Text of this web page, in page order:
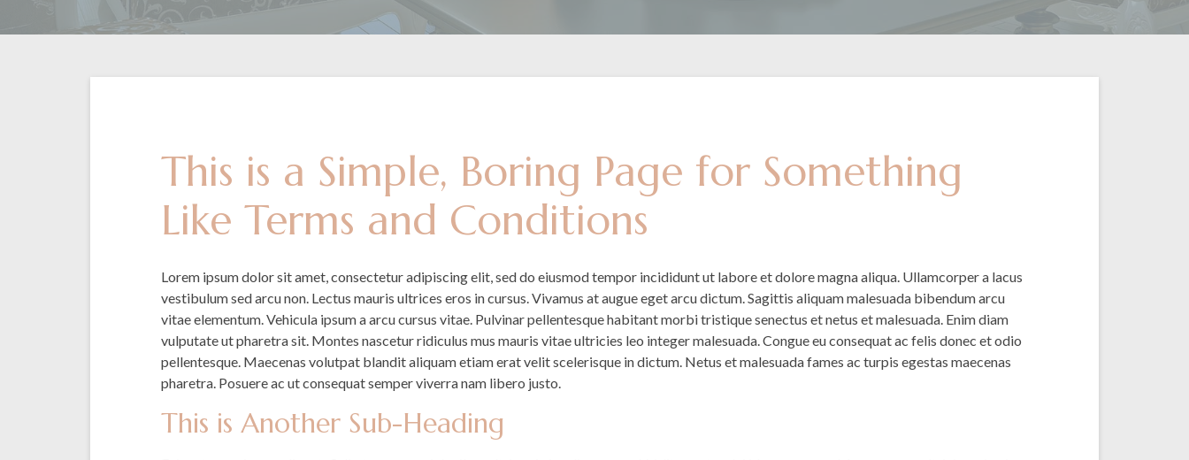
This is a Simple, Boring Page for Something
Like Terms and Conditions
Lorem ipsum dolor sit amet, consectetur adipiscing elit, sed do eiusmod tempor incididunt ut labore et dolore magna aliqua. Ullamcorper a lacus
vestibulum sed arcu non. Lectus mauris ultrices eros in cursus. Vivamus at augue eget arcu dictum. Sagittis aliquam malesuada bibendum arcu
vitae elementum. Vehicula ipsum a arcu cursus vitae. Pulvinar pellentesque habitant morbi tristique senectus et netus et malesuada. Enim diam
vulputate ut pharetra sit. Montes nascetur ridiculus mus mauris vitae ultricies leo integer malesuada. Congue eu consequat ac felis donec et odio
pellentesque. Maecenas volutpat blandit aliquam etiam erat velit scelerisque in dictum. Netus et malesuada fames ac turpis egestas maecenas
pharetra. Posuere ac ut consequat semper viverra nam libero justo.
This is Another Sub-Heading